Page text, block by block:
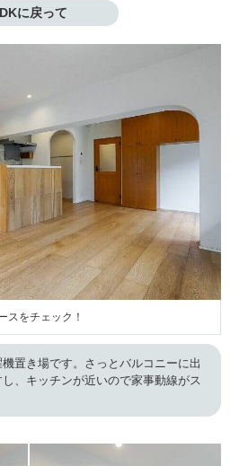
に戻って
スをチェック！
置き場です。さっとバルコニーに出
、キッチンが近いので家事動線がス